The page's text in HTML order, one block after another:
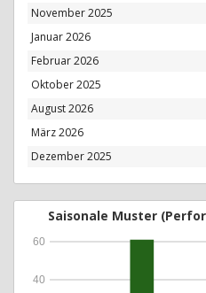
November 2025
Januar 2026
Februar 2026
Oktober 2025
August 2026
März 2026
Dezember 2025
Saisonale Muster
40
60